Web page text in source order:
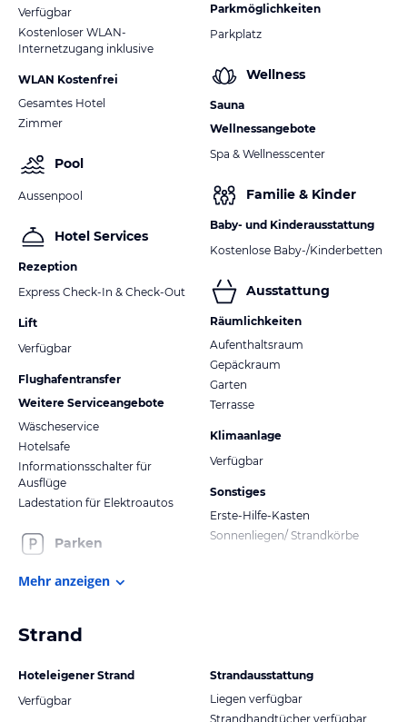
Verfügbar
Kostenloser WLAN-
Internetzugang inklusive
WLAN Kostenfrei
Gesamtes Hotel
Zimmer
Pool
Aussenpool
Hotel Services
Rezeption
Express Check-In & Check-Out
Lift
Verfügbar
Flughafentransfer
Weitere Serviceangebote
Wäscheservice
Hotelsafe
Informationsschalter für
Ausflüge
Ladestation für Elektroautos
Parken
Parkmöglichkeiten
Parkplatz
Wellness
Sauna
Wellnessangebote
Spa & Wellnesscenter
Familie & Kinder
Baby- und Kinderausstattung
Kostenlose Baby-/Kinderbetten
Ausstattung
Räumlichkeiten
Aufenthaltsraum
Gepäckraum
Garten
Terrasse
Klimaanlage
Verfügbar
Sonstiges
Erste-Hilfe-Kasten
Sonnenliegen/ Strandkörbe
Mehr anzeigen
Strand
Hoteleigener Strand
Verfügbar
Strandausstattung
Liegen verfügbar
Strandhandtücher verfügbar